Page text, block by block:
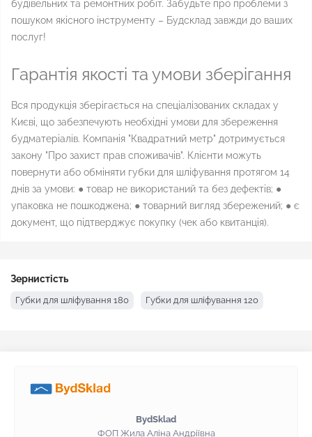
будівельних та ремонтних робіт. Забудьте про проблеми з
пошуком якісного інструменту – Будсклад завжди до ваших
послуг!
Гарантія якості та умови зберігання
Вся продукція зберігається на спеціалізованих складах у
Києві, що забезпечують необхідні умови для збереження
будматеріалів. Компанія "Квадратний метр" дотримується
закону "Про захист прав споживачів". Клієнти можуть
повернути або обміняти губки для шліфування протягом 14
днів за умови: ● товар не використаний та без дефектів; ●
упаковка не пошкоджена; ● товарний вигляд збережений; ● є
документ, що підтверджує покупку (чек або квитанція).
Зернистість
Губки для шліфування 180 Губки для шліфування 120
BydSklad
ФОП Жила Аліна Андріївна